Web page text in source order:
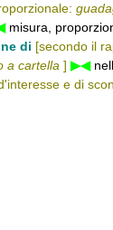
misura,
di [secondo il
a cartella ] ▶◀
e di